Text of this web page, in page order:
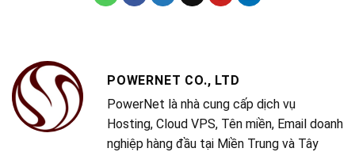
POWERNET CO., LTD
PowerNet là nhà cung cấp dịch vụ
Hosting, Cloud VPS, Tên miền, Email doanh
nghiệp hàng đầu tại Miền Trung và Tây